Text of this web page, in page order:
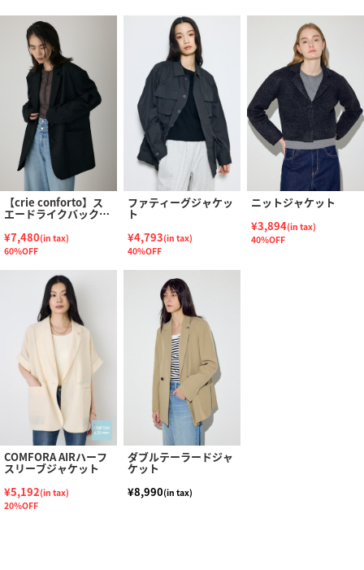
【crie conforto】ス
エードライクバックポ
ケットジャケット
¥7,480(in tax)
60%OFF
ファティーグジャケッ
ト
¥4,793(in tax)
40%OFF
ニットジャケット
¥3,894(in tax)
40%OFF
COMFORA AIRハーフ
スリーブジャケット
¥5,192(in tax)
20%OFF
ダブルテーラードジャ
ケット
¥8,990(in tax)